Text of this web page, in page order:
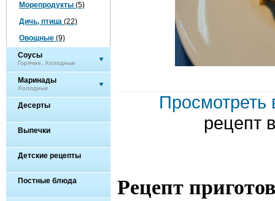
Морепродукты (5)
Дичь, птица (22)
Овощные (9)
Соусы
Горячие, Холодные
Маринады
Холодные
Десерты
Выпечки
Детские рецепты
Постные блюда
Просмотреть
рецепт
Рецепт